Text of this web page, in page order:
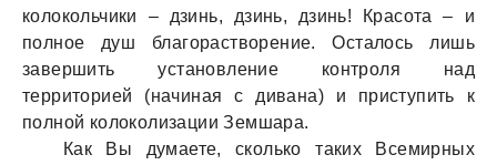
колокольчики – дзинь, дзинь, дзинь! Красота – и
полное душ благорастворение. Осталось лишь
завершить установление контроля над
территорией (начиная с дивана) и приступить к
полной колоколизации Земшара.
Как Вы думаете, сколько таких Всемирных